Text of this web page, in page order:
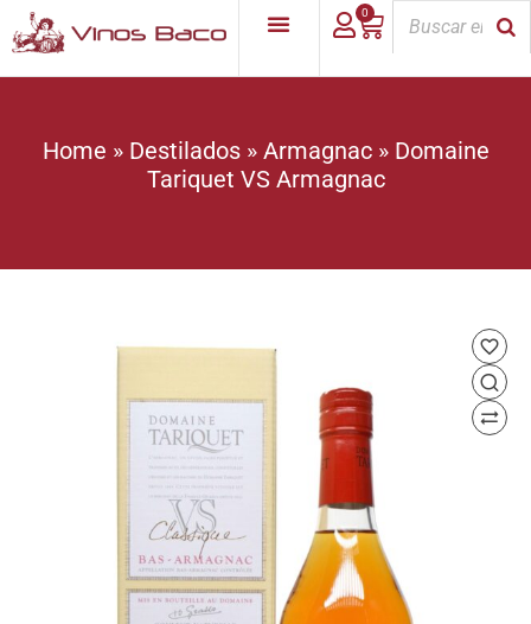
0
Home » Destilados» Armagnac» Domaine
Tariquet VS Armagnac